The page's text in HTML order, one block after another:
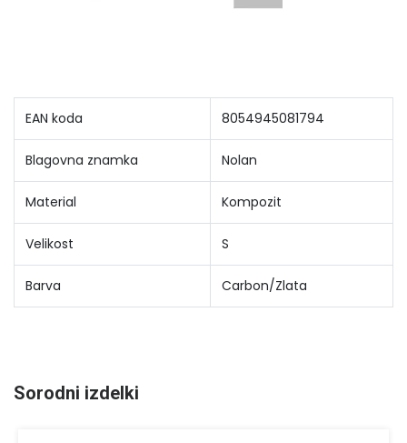
EAN koda 8054945081794
Blagovna znamka Nolan
Material Kompozit
Velikost S
Barva Carbon/Zlata
Sorodni izdelki